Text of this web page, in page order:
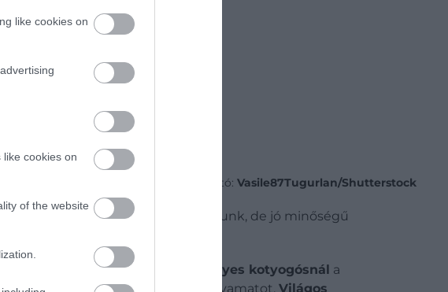
like cookies on
cookies on
of the website
Fotó: Vasile87Tugurlan/Shutterstock
vízzel tisztább ízeket kaphatunk, de jó minőségű
, két-, három- vagy négyszemélyes kotyogósnál a
forró víz segíthet lerövidíteni a folyamatot. Világos